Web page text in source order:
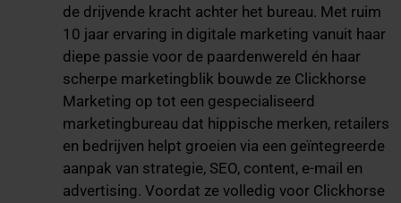
de drijvende kracht achter het bureau. Met ruim
10 jaar ervaring in digitale marketing vanuit haar
diepe passie voor de paardenwereld én haar
scherpe marketingblik bouwde ze Clickhorse
Marketing op tot een gespecialiseerd
marketingbureau dat hippische merken, retailers
en bedrijven helpt groeien via een geïntegreerde
aanpak van strategie, SEO, content, e-mail en
advertising. Voordat ze volledig voor Clickhorse